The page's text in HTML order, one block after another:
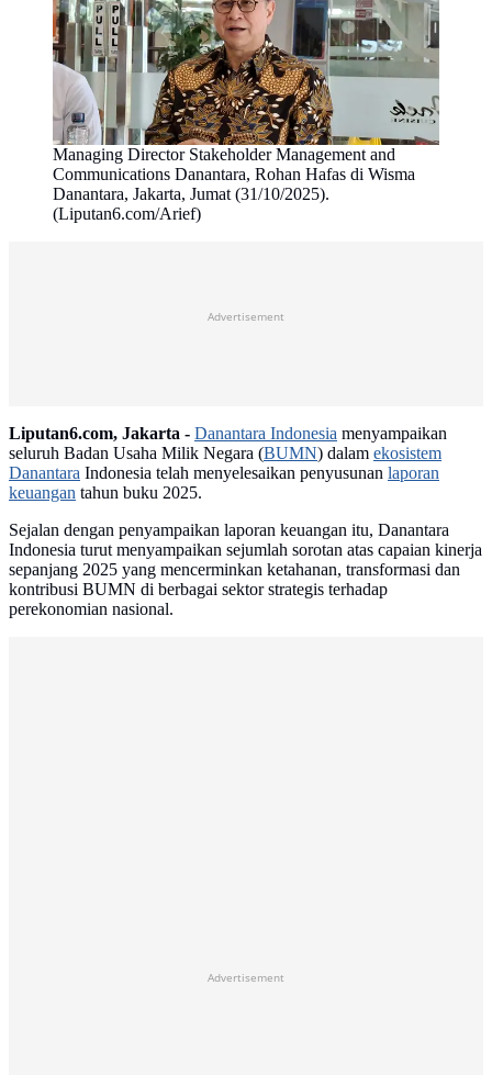
Managing Director Stakeholder Management and
Communications Danantara, Rohan Hafas di Wisma
Danantara, Jakarta, Jumat (31/10/2025).
(Liputan6.com/Arief)
Advertisement
Liputan6.com, Jakarta - Danantara Indonesia menyampaikan
seluruh Badan Usaha Milik Negara (BUMN) dalam ekosistem
Danantara Indonesia telah menyelesaikan penyusunan laporan
keuangan tahun buku 2025.
Sejalan dengan penyampaikan laporan keuangan itu, Danantara
Indonesia turut menyampaikan sejumlah sorotan atas capaian kinerja
sepanjang 2025 yang mencerminkan ketahanan, transformasi dan
kontribusi BUMN di berbagai sektor strategis terhadap
perekonomian nasional.
Advertisement